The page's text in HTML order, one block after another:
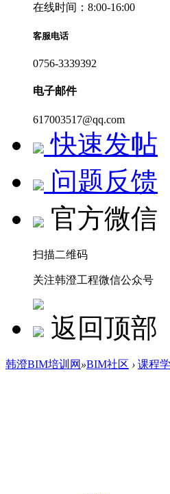
在线时间：8:00-16:00
客服电话
0756-3339392
电子邮件
617003517@qq.com
快速发帖
问题反馈
官方微信
扫描二维码
关注韩澄工程微信公众号
返回顶部
韩澄BIM培训网 »BIM社区 › 课程